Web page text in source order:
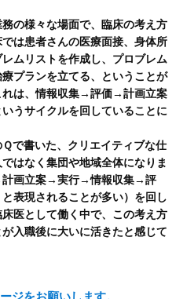
の様々な場面で、臨床の考え方
は患者さんの医療面接、身体所
ムリストを作成し、プロブレム
プランを立てる、ということが
れは、情報収集→評価→計画立案
サイクルを回していることに
で書いた、クリエイティブな仕
はなく集団や地域全体になりま
画立案→実行→情報収集→評
表現されることが多い）を回し
医として働く中で、この考え方
入職後に大いに活きたと感じて